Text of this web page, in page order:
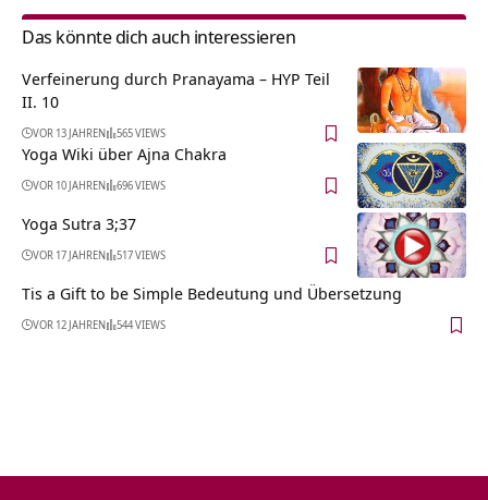
Das könnte dich auch interessieren
Verfeinerung durch Pranayama – HYP Teil
II. 10
VOR 13 JAHREN 565 VIEWS
Yoga Wiki über Ajna Chakra
VOR 10 JAHREN 696 VIEWS
Yoga Sutra 3;37
VOR 17 JAHREN 517 VIEWS
Tis a Gift to be Simple Bedeutung und Übersetzung
VOR 12 JAHREN 544 VIEWS